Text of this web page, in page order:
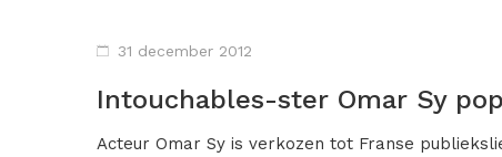
31 december 2012
Intouchables-ster Omar Sy
Acteur Omar Sy is verkozen tot Franse